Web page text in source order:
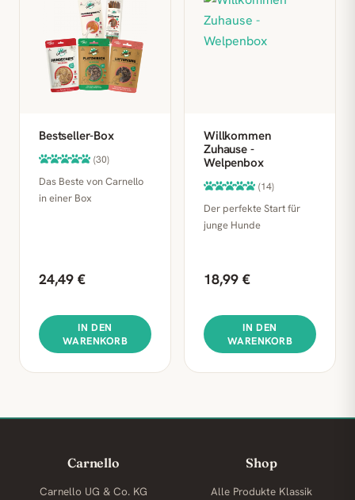
Bestseller-Box
(30)
Das Beste von Carnello
in einer Box
24,49 €
IN DEN
WARENKORB
Willkommen
Zuhause -
Welpenbox
(14)
Der perfekte Start für
junge Hunde
18,99 €
IN DEN
WARENKORB
Carnello
Carnello UG & Co. KG
Shop
Alle Produkte Klassik